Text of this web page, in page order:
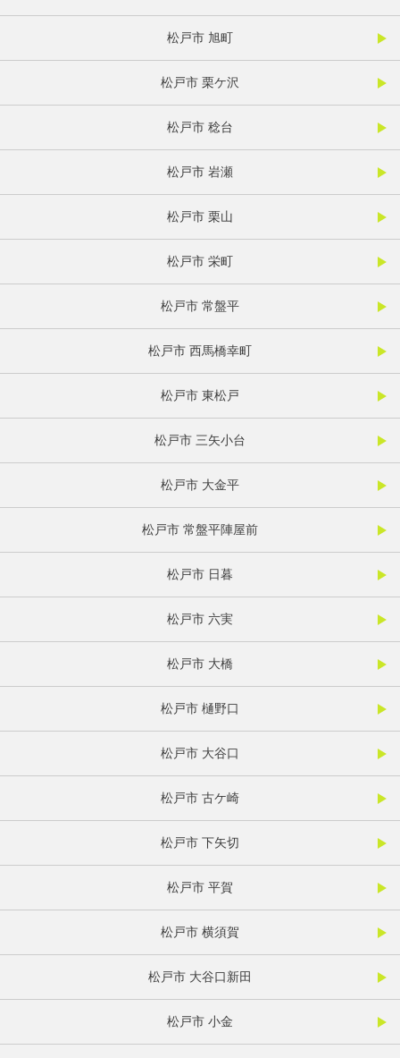
松戸市 旭町
松戸市 栗ケ沢
松戸市 稔台
松戸市 岩瀬
松戸市 栗山
松戸市 栄町
松戸市 常盤平
松戸市 西馬橋幸町
松戸市 東松戸
松戸市 三矢小台
松戸市 大金平
松戸市 常盤平陣屋前
松戸市 日暮
松戸市 六実
松戸市 大橋
松戸市 樋野口
松戸市 大谷口
松戸市 古ケ崎
松戸市 下矢切
松戸市 平賀
松戸市 横須賀
松戸市 大谷口新田
松戸市 小金